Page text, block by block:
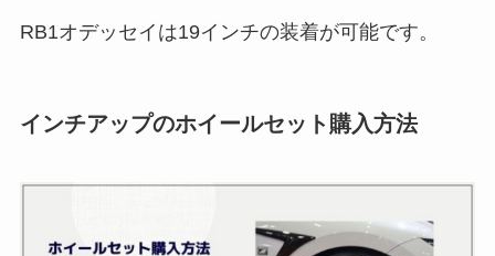
RB1オデッセイは19インチの装着が可能です。
インチアップのホイールセット購入方法